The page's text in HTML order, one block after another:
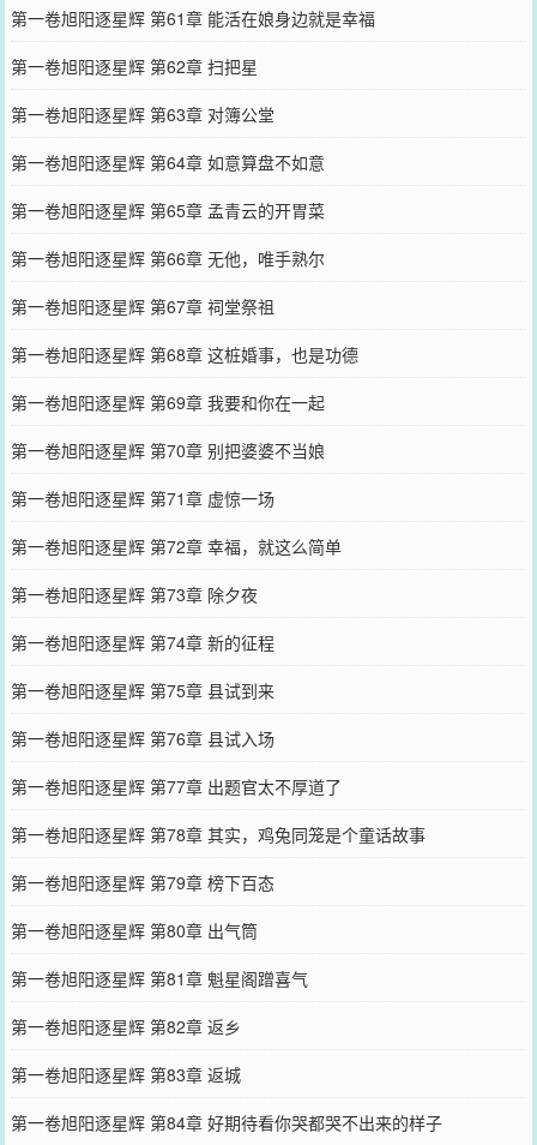
第一卷旭阳逐星辉 第61章 能活在娘身边就是幸福
第一卷旭阳逐星辉 第62章 扫把星
第一卷旭阳逐星辉 第63章 对簿公堂
第一卷旭阳逐星辉 第64章 如意算盘不如意
第一卷旭阳逐星辉 第65章 孟青云的开胃菜
第一卷旭阳逐星辉 第66章 无他，唯手熟尔
第一卷旭阳逐星辉 第67章 祠堂祭祖
第一卷旭阳逐星辉 第68章 这桩婚事，也是功德
第一卷旭阳逐星辉 第69章 我要和你在一起
第一卷旭阳逐星辉 第70章 别把婆婆不当娘
第一卷旭阳逐星辉 第71章 虚惊一场
第一卷旭阳逐星辉 第72章 幸福，就这么简单
第一卷旭阳逐星辉 第73章 除夕夜
第一卷旭阳逐星辉 第74章 新的征程
第一卷旭阳逐星辉 第75章 县试到来
第一卷旭阳逐星辉 第76章 县试入场
第一卷旭阳逐星辉 第77章 出题官太不厚道了
第一卷旭阳逐星辉 第78章 其实，鸡兔同笼是个童话故事
第一卷旭阳逐星辉 第79章 榜下百态
第一卷旭阳逐星辉 第80章 出气筒
第一卷旭阳逐星辉 第81章 魁星阁蹭喜气
第一卷旭阳逐星辉 第82章 返乡
第一卷旭阳逐星辉 第83章 返城
第一卷旭阳逐星辉 第84章 好期待看你哭都哭不出来的样子